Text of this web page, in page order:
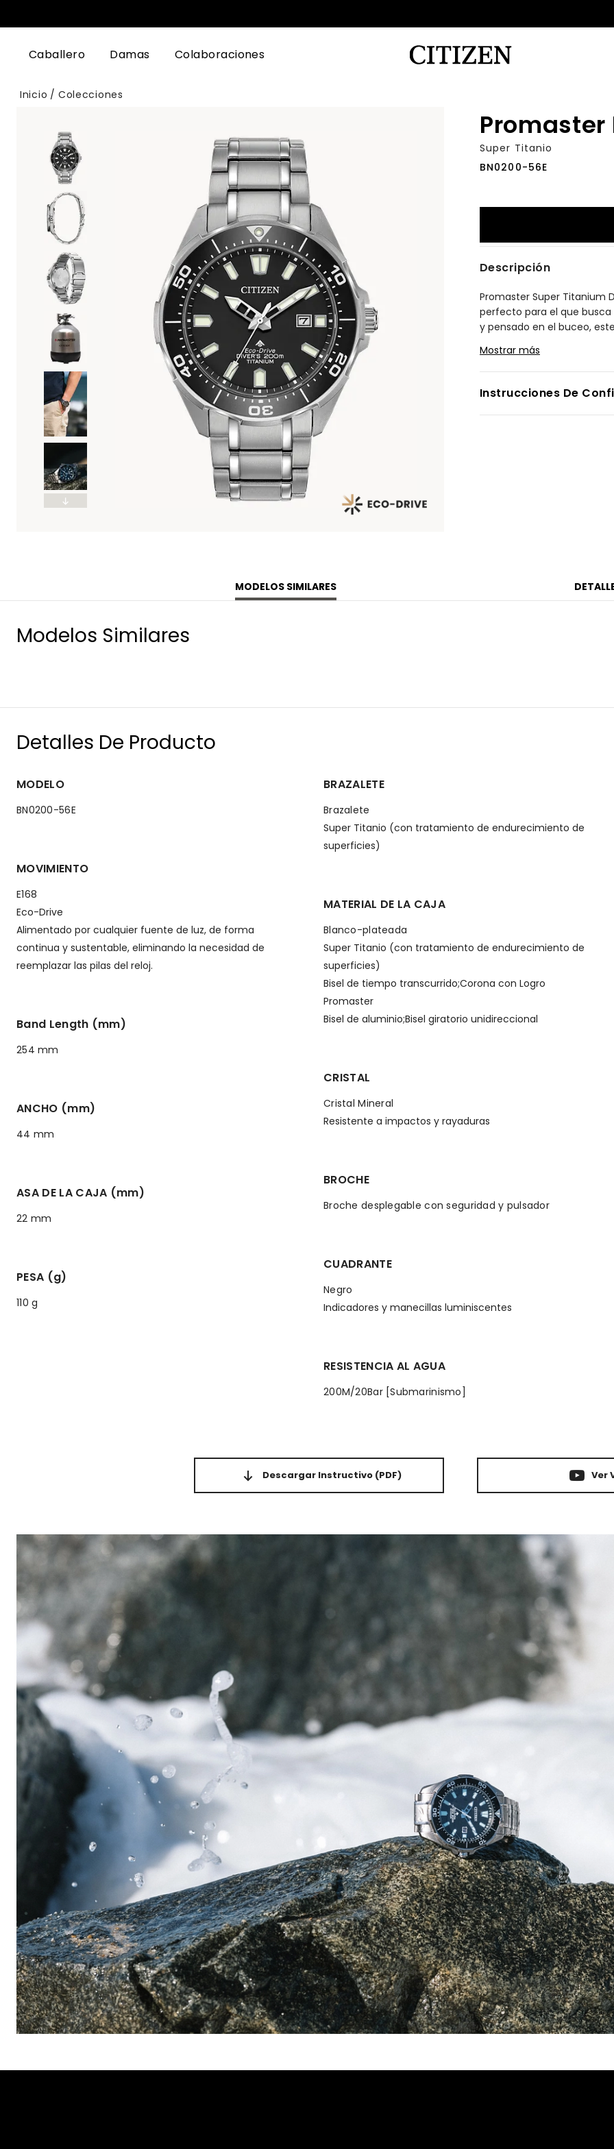
Caballero Damas Colaboraciones
Inicio Colecciones
Promaster
Super Titanio
BN0200-56E
Descripción
Promaster Super Titanium
perfecto para el que
y pensado en el buceo,
Titanium que es 5 veces
sólo sentido de rotación
antirreflejante y fechador.
Modelo #:BN0200-56E
Mostrar más
Instrucciones De
MODELOS SIMILARES
Modelos Similares
Detalles De Producto
MODELO
BN0200-56E
MOVIMIENTO
E168
Eco-Drive
Alimentado por cualquier fuente de luz, de forma
continua y sustentable, eliminando la necesidad de
reemplazar las pilas del reloj.
Band Length (mm)
254 mm
ANCHO (mm)
44 mm
ASA DE LA CAJA (mm)
22 mm
PESA (g)
110 g
BRAZALETE
Brazalete
Super Titanio (con tratamiento de endurecimiento de
superficies)
MATERIAL DE LA CAJA
Blanco-plateada
Super Titanio (con tratamiento de endurecimiento de
superficies)
Bisel de tiempo transcurrido;Corona con Logro
Promaster
Bisel de aluminio;Bisel giratorio unidireccional
CRISTAL
Cristal Mineral
Resistente a impactos y rayaduras
BROCHE
Broche desplegable con seguridad y pulsador
CUADRANTE
Negro
Indicadores y manecillas luminiscentes
RESISTENCIA AL AGUA
200M/20Bar [Submarinismo]
Descargar Instructivo (PDF) Ver